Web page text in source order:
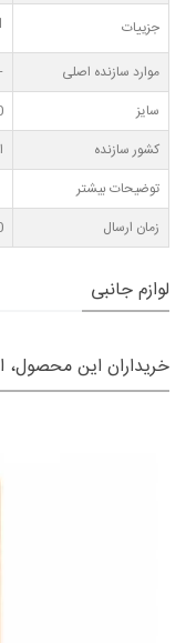
جزییات
1-
موارد سازنده اصلی
-
سایز
کشور سازنده
توضیحات بیشتر
زمان ارسال
10 الی
لوازم جانبی
خریداران این محصول،